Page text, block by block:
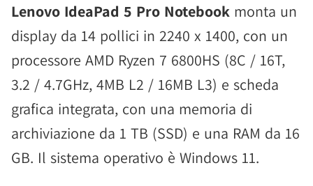
Lenovo IdeaPad 5 Pro Notebook monta un
display da 14 pollici in 2240 x 1400, con un
processore AMD Ryzen 7 6800HS (8C / 16T,
3.2 / 4.7GHz, 4MB L2 / 16MB L3) e scheda
grafica integrata, con una memoria di
archiviazione da 1 TB (SSD) e una RAM da 16
GB. Il sistema operativo è Windows 11.